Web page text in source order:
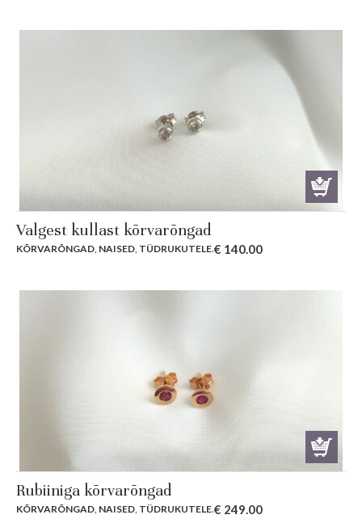
Valgest kullast kõrvarõngad
KÕRVARÕNGAD NAISED TÜDRUKUTELE.€ 140.00
Rubiiniga kõrvarõngad
KÕRVARÕNGAD, NAISED, TÜDRUKUTELE.€ 249.00